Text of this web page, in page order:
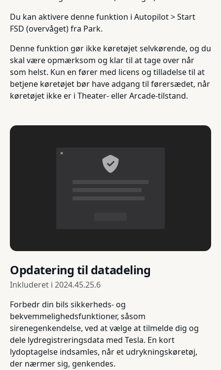
Du kan aktivere denne funktion i Autopilot > Start
FSD (overvåget) fra Park.
Denne funktion gør ikke køretøjet selvkørende, og du
skal være opmærksom og klar til at tage over når
som helst. Kun en fører med licens og tilladelse til at
betjene køretøjet bør have adgang til førersædet, når
køretøjet ikke er i Theater- eller Arcade-tilstand.
Opdatering til datadeling
Inkluderet i 2024.45.25.6
Forbedr din bils sikkerheds- og
bekvemmelighedsfunktioner, såsom
sirenegenkendelse, ved at vælge at tilmelde dig og
dele lydregistreringsdata med Tesla. En kort
lydoptagelse indsamles, når et udrykningskøretøj,
der nærmer sig, genkendes.